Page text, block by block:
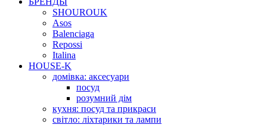
SHOUROUK
Asos
Balenciaga
Repossi
Italina
HOUSE-K
домівка: аксесуари
посуд
розумний дім
кухня: посуд та прикраси
світло: ліхтарики та лампи